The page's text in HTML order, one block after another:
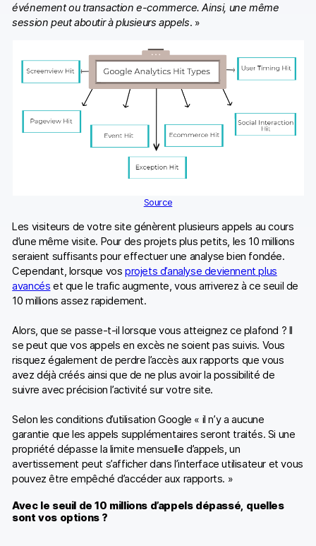
événement ou transaction e-commerce. Ainsi, une même
session peut aboutir à plusieurs appels. »
Source
Les visiteurs de votre site génèrent plusieurs appels au cours
d’une même visite. Pour des projets plus petits, les 10 millions
seraient suffisants pour effectuer une analyse bien fondée.
Cependant, lorsque vosprojets d’analyse deviennent plus
avancés et que le trafic augmente, vous arriverez à ce seuil de
10 millions assez rapidement.
Alors, que se passe-t-il lorsque vous atteignez ce plafond ? Il
se peut que vos appels en excès ne soient pas suivis. Vous
risquez également de perdre l’accès aux rapports que vous
avez déjà créés ainsi que de ne plus avoir la possibilité de
suivre avec précision l’activité sur votre site.
Selon les conditions d’utilisation Google « il n’y a aucune
garantie que les appels supplémentaires seront traités. Si une
propriété dépasse la limite mensuelle d’appels, un
avertissement peut s’afficher dans l’interface utilisateur et vous
pouvez être empêché d’accéder aux rapports. »
Avec le seuil de 10 millions d’appels dépassé, quelles
sont vos options ?